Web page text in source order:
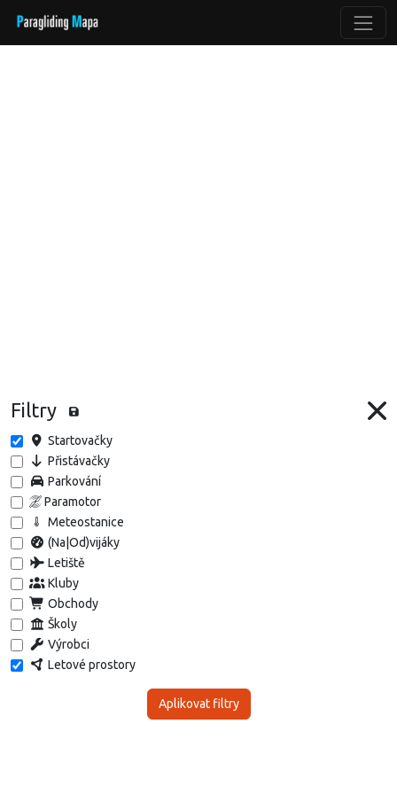
Filtry
Startovačky
Přistávačky
Parkování
Paramotor
Meteostanice
(Na|Od)vijáky
Letiště
Kluby
Obchody
Školy
Výrobci
Letové prostory
Aplikovat filtry